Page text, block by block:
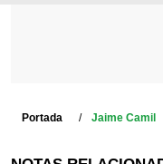
Portada Jaime Camil